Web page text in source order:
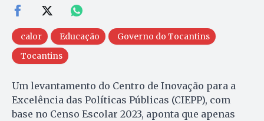
calor Educação
Governo do Tocantins
Tocantins
Um levantamento do Centro de Inovação para a
Excelência das Políticas Públicas (CIEPP), com
base no Censo Escolar 2023, aponta que apenas